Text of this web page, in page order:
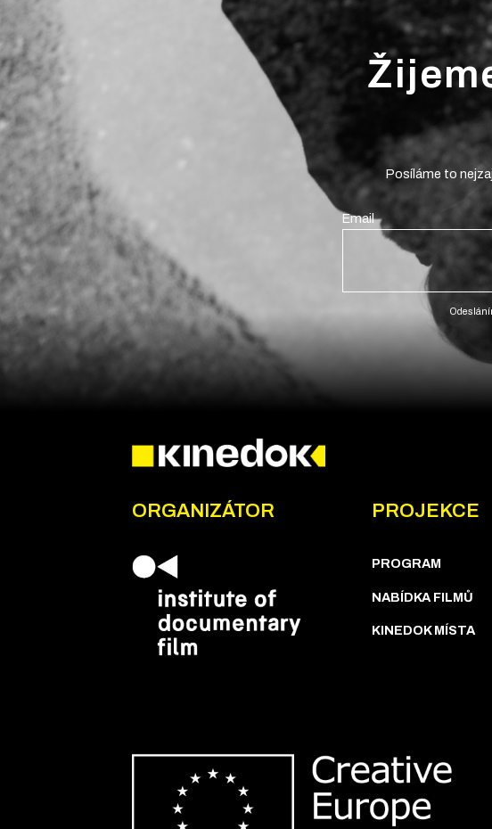
Posíláme to
Email
ORGANIZÁTOR PROJEKCE
PROGRAM
NABÍDKA FILMŮ
KINEDOK MÍSTA